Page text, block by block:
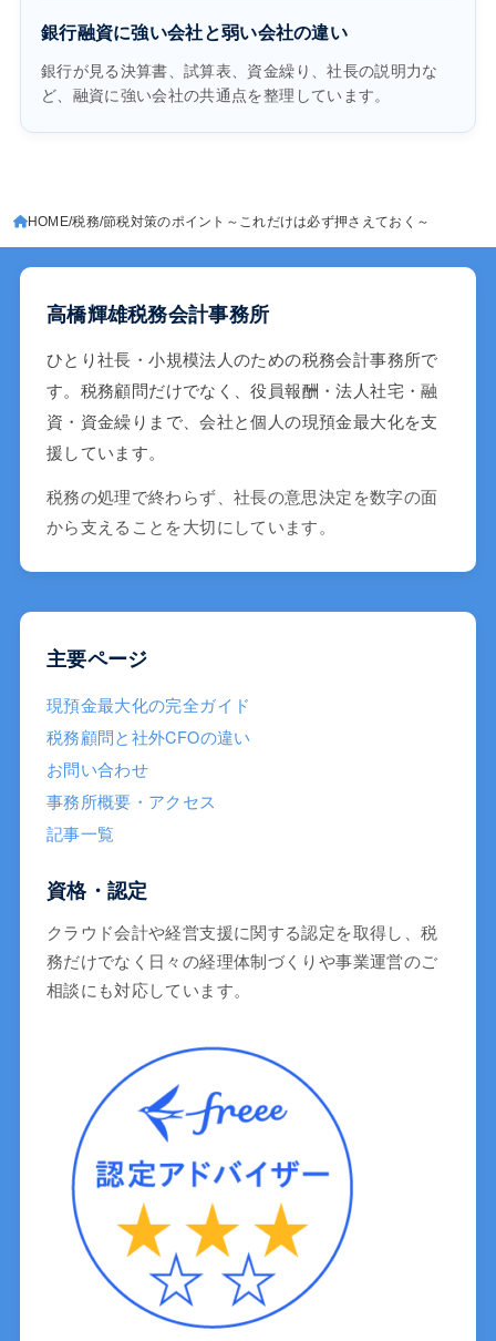
銀行融資に強い会社と弱い会社の違い
銀行が見る決算書、試算表、資金繰り、社長の説明力な
ど、融資に強い会社の共通点を整理しています。
HOME 税務 節税対策のポイント～これだけは必ず押さえておく～
高橋輝雄税務会計事務所
ひとり社長・小規模法人のための税務会計事務所で
す。税務顧問だけでなく、役員報酬・法人社宅・融
資・資金繰りまで、会社と個人の現預金最大化を支
援しています。
税務の処理で終わらず、社長の意思決定を数字の面
から支えることを大切にしています。
主要ページ
現預金最大化の完全ガイド
税務顧問と社外CFOの違い
お問い合わせ
事務所概要・アクセス
記事一覧
資格・認定
クラウド会計や経営支援に関する認定を取得し、税
務だけでなく日々の経理体制づくりや事業運営のご
相談にも対応しています。